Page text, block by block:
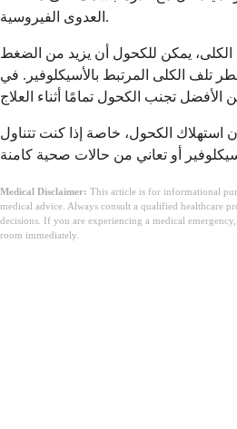
العدوى الفيروسية.
يمكن للكحول أن يزيد من الضغط
تلف الكلى المرتبط بالأسيكلوفير. في
استهلاك الكحول، خاصة إذا كنت تتناول
Medical Disclaimer: This article is for informational
medical advice. Always consult a qualified healthcare
decisions. If you are experiencing a medical
room immediately.